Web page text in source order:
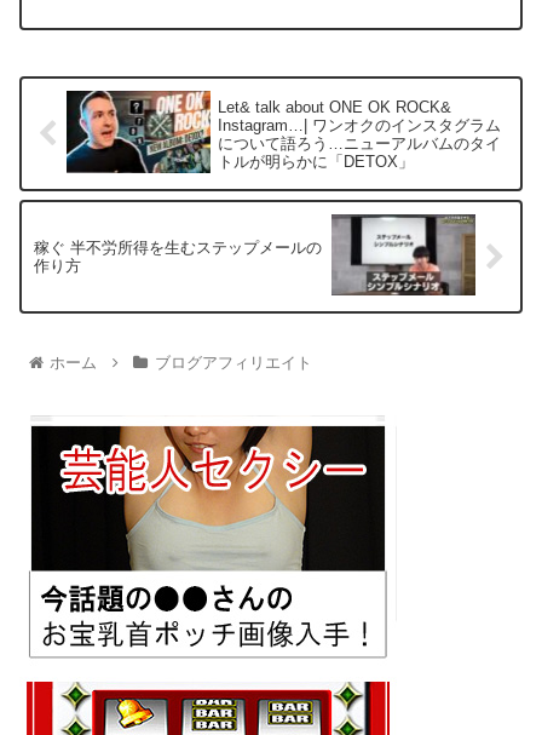
Let& talk about ONE OK ROCK&
Instagram…| ワンオクのインスタグラム
について語ろう…ニューアルバムのタイ
トルが明らかに「DETOX」
稼ぐ 半不労所得を生むステップメールの
作り方
ホーム ブログアフィリエイト